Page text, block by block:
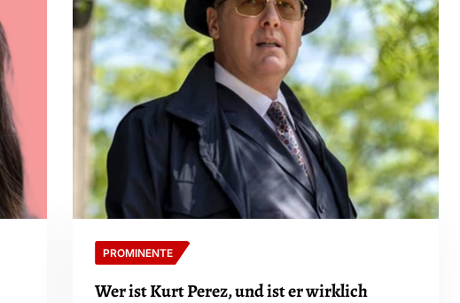
PROMINENTE
Wer ist Kurt Perez, und ist er wirklich